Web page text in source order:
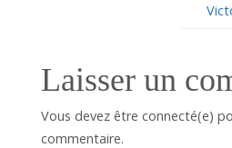
Laisser un
Vous devez être connecté(e)
commentaire.